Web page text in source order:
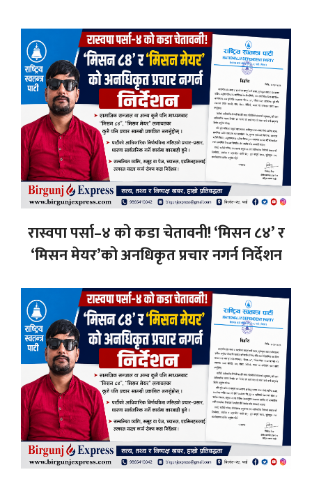
रास्वपा पर्सा–४ को कडा चेतावनी! ‘मिसन ८४’ र
‘मिसन मेयर’को अनधिकृत प्रचार नगर्न निर्देशन